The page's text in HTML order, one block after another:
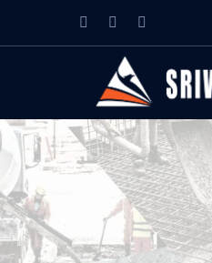
Facebook
Profile
Instagram
Profile Profile